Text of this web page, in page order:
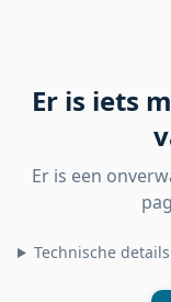
Er is iets
Er is een
Technische details